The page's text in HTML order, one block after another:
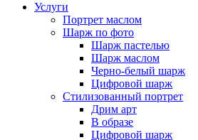
Услуги
Портрет маслом
Шарж по фото
Шарж пастелью
Шарж маслом
Черно-белый шарж
Цифровой шарж
Стилизованный портрет
Дрим арт
В образе
Цифровой шарж